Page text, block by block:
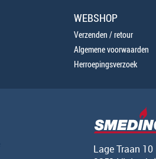
WEBSHOP
Verzenden / retour
Algemene voorwaarden
Herroepingsverzoek
Lage Traan 10